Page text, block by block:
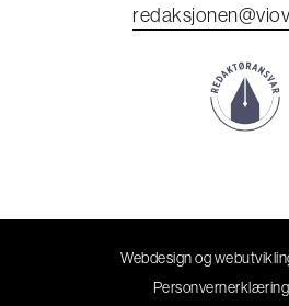
Webdesign og